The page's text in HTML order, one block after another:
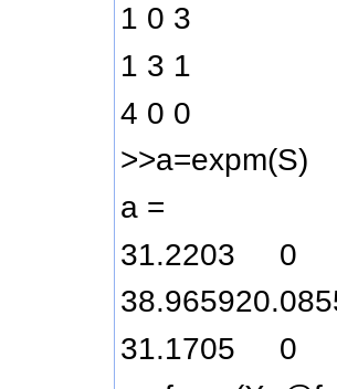
1 0 3
1 3 1
4 0 0
>>a=expm(S)
а =
31.2203 0
31.1705 0